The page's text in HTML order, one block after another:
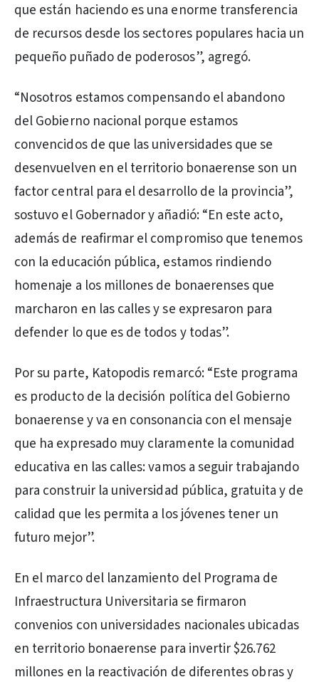
que están haciendo es una enorme transferencia
de recursos desde los sectores populares hacia un
pequeño puñado de poderosos”, agregó.
“Nosotros estamos compensando el abandono
del Gobierno nacional porque estamos
convencidos de que las universidades que se
desenvuelven en el territorio bonaerense son un
factor central para el desarrollo de la provincia”,
sostuvo el Gobernador y añadió: “En este acto,
además de reafirmar el compromiso que tenemos
con la educación pública, estamos rindiendo
homenaje a los millones de bonaerenses que
marcharon en las calles y se expresaron para
defender lo que es de todos y todas”.
Por su parte, Katopodis remarcó: “Este programa
es producto de la decisión política del Gobierno
bonaerense y va en consonancia con el mensaje
que ha expresado muy claramente la comunidad
educativa en las calles: vamos a seguir trabajando
para construir la universidad pública, gratuita y de
calidad que les permita a los jóvenes tener un
futuro mejor”.
En el marco del lanzamiento del Programa de
Infraestructura Universitaria se firmaron
convenios con universidades nacionales ubicadas
en territorio bonaerense para invertir $26.762
millones en la reactivación de diferentes obras y